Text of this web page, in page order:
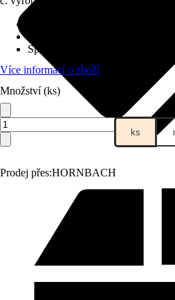
Prodej přes:HORNBACH
Specifikace materiálu
Více informací o zboží
Množství (ks)
ks